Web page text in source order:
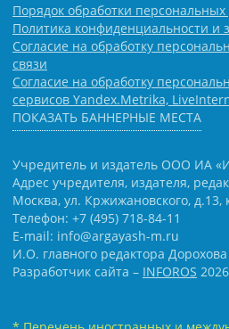
Порядок обработки
Политика конфиденциальности
Согласие на обработку
связи
Согласие на обработку
сервисов Yandex.Metrika,
ПОКАЗАТЬ БАННЕРНЫЕ МЕСТА
Учредитель и издатель ООО ИА
Адрес учредителя, издателя,
Москва, ул. Кржижановского, д.13,
Телефон: +7 (495) 718-84-11
E-mail: info@argayash-m.ru
И.О. главного редактора
Разработчик сайта – INFOROS 2026